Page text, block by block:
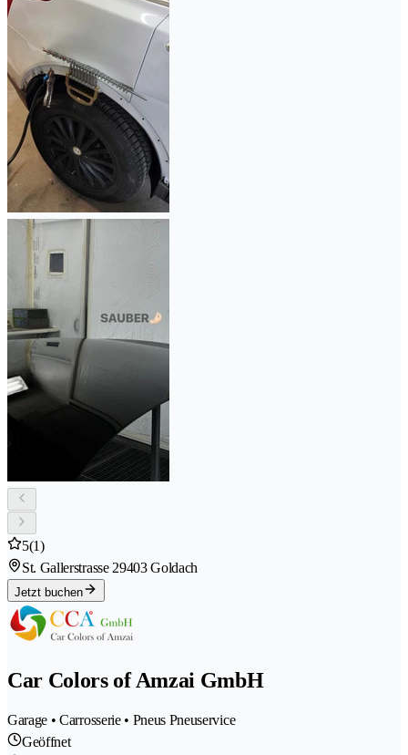
5(1)
St. Gallerstrasse 29403 Goldach
Jetzt buchen
Car Colors of Amzai GmbH
Garage • Carrosserie • Pneus Pneuservice
Geöffnet